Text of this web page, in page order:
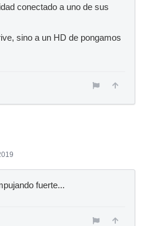
conectado a uno de sus
sino a un HD de pongamos
fuerte...